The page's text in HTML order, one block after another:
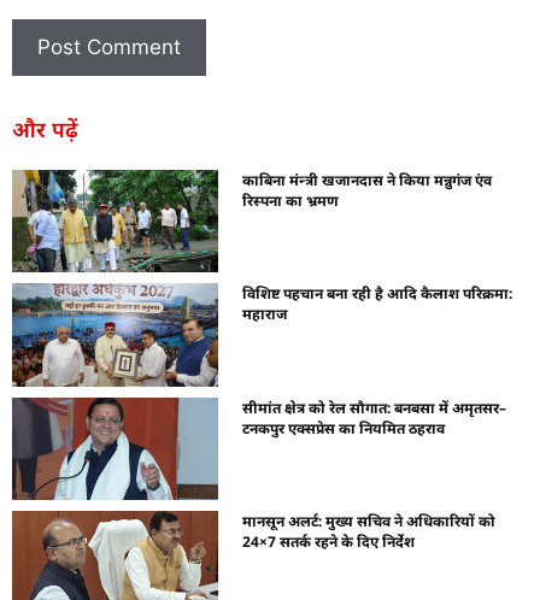
और पढ़ें
काबिना मंन्त्री खजानदास ने किया मन्नुगंज एंव
रिस्पना का भ्रमण
विशिष्ट पहचान बना रही है आदि कैलाश परिक्रमा:
महाराज
सीमांत क्षेत्र को रेल सौगात: बनबसा में अमृतसर–
टनकपुर एक्सप्रेस का नियमित ठहराव
मानसून अलर्ट: मुख्य सचिव ने अधिकारियों को
24×7 सतर्क रहने के दिए निर्देश